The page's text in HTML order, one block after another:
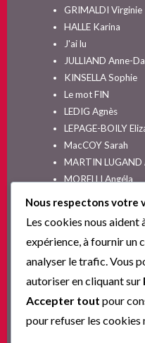
GRIMALDI Virginie
HALLE Karina
J'ai lu
JULLIAND Anne-
KINSELLA Sophie
Le mot FIN
LEDIG Agnès
LEPAGE-BOILY
MacCOY Sarah
MARTIN LUGAND
MORELLI Angéla
MOYES Jojo
Non classé
PINGUILLY Yves
RIVA Alex
SESKIS Tina
SOLNON Jean-
SPARKS Nicholas
Nous respectons votre
Les cookies nous
expérience, à fournir un
analyser le trafic. Vous
autoriser en cliquant sur
Accepter tout pour
pour refuser les cookies